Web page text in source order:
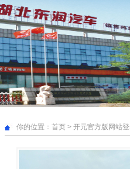
你的位置： 首页 > 开元官方版网站